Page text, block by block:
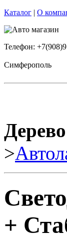
Каталог | О
Телефон:
Симферополь
>
+